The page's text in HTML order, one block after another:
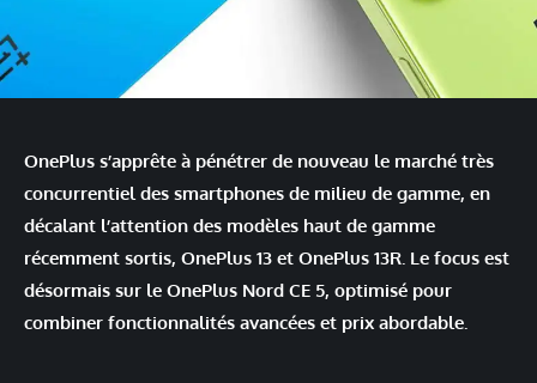
OnePlus s’apprête à pénétrer de nouveau le marché très
concurrentiel des smartphones de milieu de gamme, en
décalant l’attention des modèles haut de gamme
récemment sortis, OnePlus 13 et OnePlus 13R. Le focus est
désormais sur le OnePlus Nord CE 5, optimisé pour
combiner fonctionnalités avancées et prix abordable.